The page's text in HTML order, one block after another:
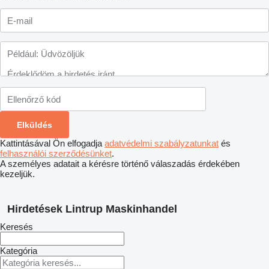
Kattintásával Ön elfogadja adatvédelmi szabályzatunkat és
felhasználói szerződésünket.
A személyes adatait a kérésre történő válaszadás érdekében
kezeljük.
Hirdetések Lintrup Maskinhandel
Keresés
Kategória